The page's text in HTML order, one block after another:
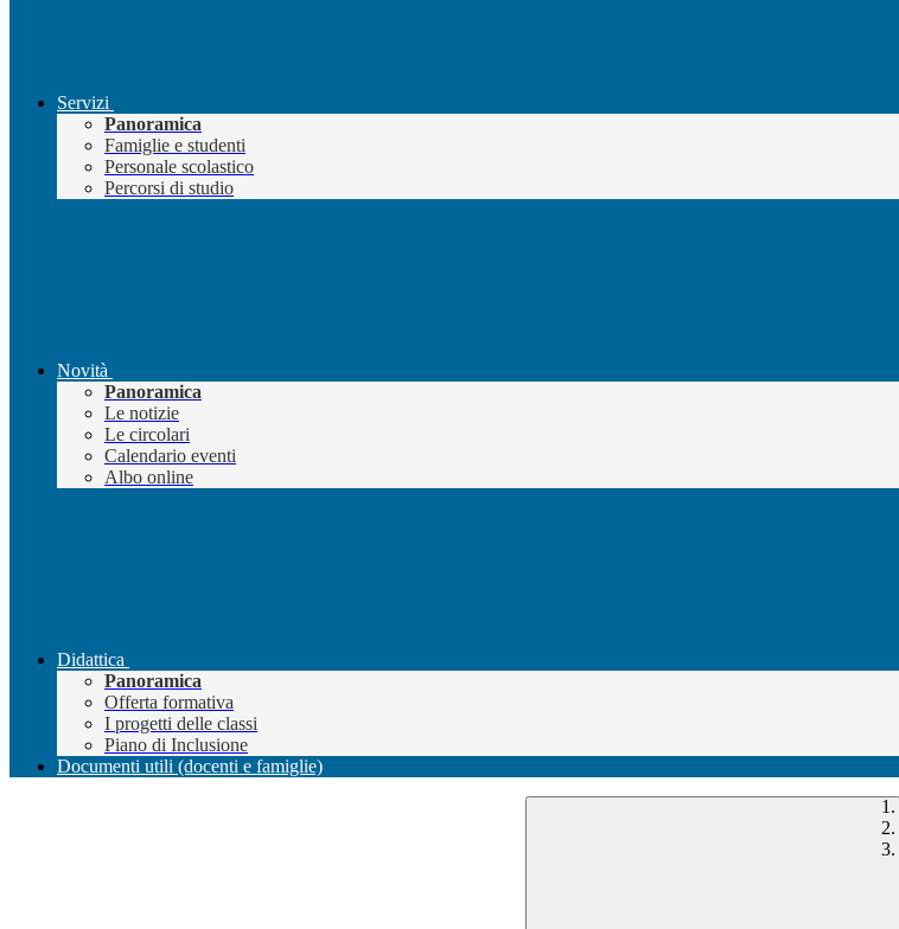
Servizi
Panoramica
Famiglie e studenti
Personale scolastico
Percorsi di studio
Novità
Panoramica
Le notizie
Le circolari
Calendario eventi
Albo online
Didattica
Panoramica
Offerta formativa
I progetti delle classi
Piano di Inclusione
Documenti utili (docenti e famiglie)